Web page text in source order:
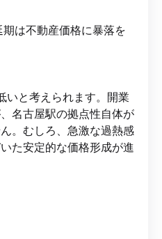
は不動産価格に暴落を
と考えられます。開業
名古屋駅の拠点性自体が
。むしろ、急激な過熱感
た安定的な価格形成が進